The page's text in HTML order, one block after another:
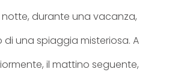
notte, durante una vacanza,
una spiaggia misteriosa. A
il mattino seguente,